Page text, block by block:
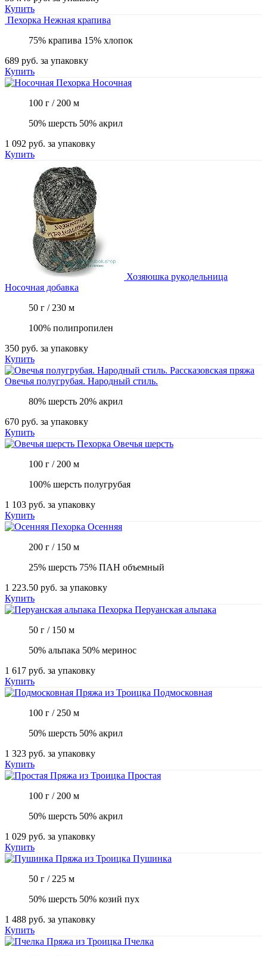
Купить
Пехорка Нежная крапива
75% крапива 15% хлопок
689 руб. за упаковку
Купить
Пехорка Носочная
100 г / 200 м
50% шерсть 50% акрил
1 092 руб. за упаковку
Купить
Хозяюшка рукодельница
Носочная добавка
50 г / 230 м
100% полипропилен
350 руб. за упаковку
Купить
Рассказовская пряжа
Овечья полугрубая. Народный стиль.
80% шерсть 20% акрил
670 руб. за упаковку
Купить
Пехорка Овечья шерсть
100 г / 200 м
100% шерсть полугрубая
1 103 руб. за упаковку
Купить
Пехорка Осенняя
200 г / 150 м
25% шерсть 75% ПАН объемный
1 223.50 руб. за упаковку
Купить
Пехорка Перуанская альпака
50 г / 150 м
50% альпака 50% меринос
1 617 руб. за упаковку
Купить
Пряжа из Троицка Подмосковная
100 г / 250 м
50% шерсть 50% акрил
1 323 руб. за упаковку
Купить
Пряжа из Троицка Простая
100 г / 200 м
50% шерсть 50% акрил
1 029 руб. за упаковку
Купить
Пряжа из Троицка Пушинка
50 г / 225 м
50% шерсть 50% козий пух
1 488 руб. за упаковку
Купить
Пряжа из Троицка Пчелка